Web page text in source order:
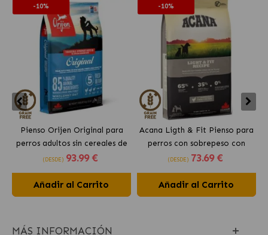
-10%
Pienso Orijen Original para
perros adultos sin cereales de
pollo
(DESDE) 93.99 €
Añadir al Carrito
-10%
Acana Ligth & Fit Pienso para
perros con sobrepeso con
pollo fresco
(DESDE) 73.69 €
Añadir al Carrito
MÁS INFORMACIÓN